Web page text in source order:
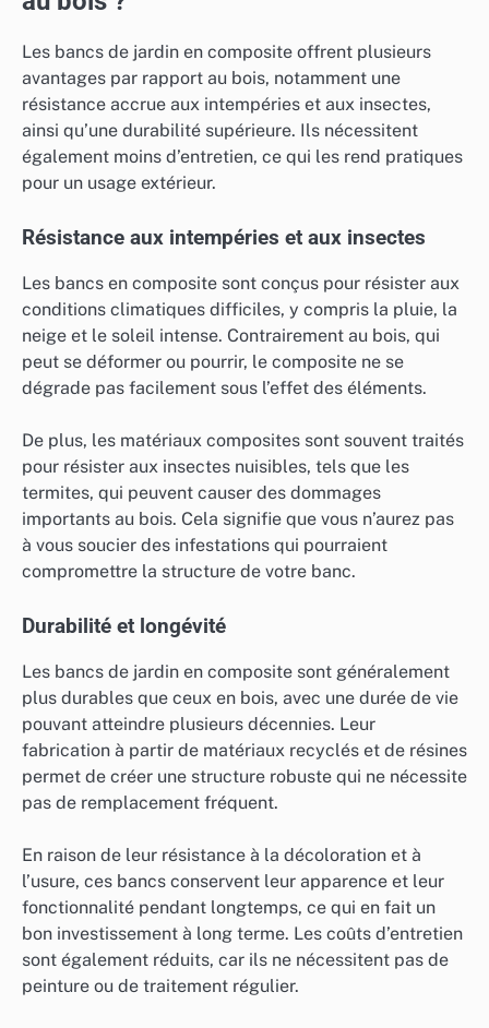
Les bancs de jardin en composite offrent plusieurs
avantages par rapport au bois, notamment une
résistance accrue aux intempéries et aux insectes,
ainsi qu’une durabilité supérieure. Ils nécessitent
également moins d’entretien, ce qui les rend pratiques
pour un usage extérieur.
Résistance aux intempéries et aux insectes
Les bancs en composite sont conçus pour résister aux
conditions climatiques difficiles, y compris la pluie, la
neige et le soleil intense. Contrairement au bois, qui
peut se déformer ou pourrir, le composite ne se
dégrade pas facilement sous l’effet des éléments.
De plus, les matériaux composites sont souvent traités
pour résister aux insectes nuisibles, tels que les
termites, qui peuvent causer des dommages
importants au bois. Cela signifie que vous n’aurez pas
à vous soucier des infestations qui pourraient
compromettre la structure de votre banc.
Durabilité et longévité
Les bancs de jardin en composite sont généralement
plus durables que ceux en bois, avec une durée de vie
pouvant atteindre plusieurs décennies. Leur
fabrication à partir de matériaux recyclés et de résines
permet de créer une structure robuste qui ne nécessite
pas de remplacement fréquent.
En raison de leur résistance à la décoloration et à
l’usure, ces bancs conservent leur apparence et leur
fonctionnalité pendant longtemps, ce qui en fait un
bon investissement à long terme. Les coûts d’entretien
sont également réduits, car ils ne nécessitent pas de
peinture ou de traitement régulier.